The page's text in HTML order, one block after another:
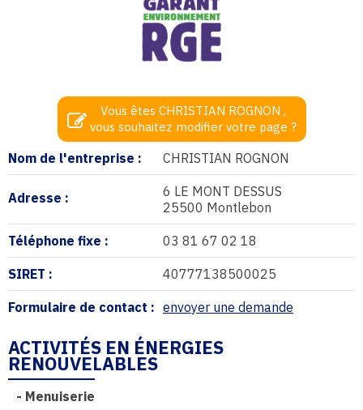
Nom de l'entreprise : CHRISTIAN ROGNON
Adresse :
6 LE MONT DESSUS
25500 Montlebon
Téléphone fixe : 03 81 67 02 18
SIRET : 40777138500025
Formulaire de contact : envoyer une demande
Vous êtes CHRISTIAN ROGNON ,
vous souhaitez modifier votre page ?
ACTIVITÉS EN ÉNERGIES
RENOUVELABLES
- Menuiserie